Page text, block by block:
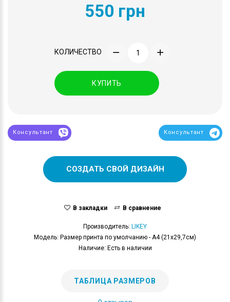
550 грн
КОЛИЧЕСТВО
КУПИТЬ
Консультант Консультант
СОЗДАТЬ СВОЙ ДИЗАЙН
В закладки В сравнение
Производитель: LIKEY
Модель: Размер принта по умолчанию - А4 (21x29,7см)
Наличие: Есть в наличии
ТАБЛИЦА РАЗМЕРОВ